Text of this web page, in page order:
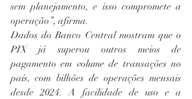
sem planejamento, e isso compromete a
operação”, afirma.
Dados do Banco Central mostram que o
PIX já superou outros meios de
pagamento em volume de transações no
país, com bilhões de operações mensais
desde 2024. A facilidade de uso e a